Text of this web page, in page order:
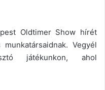
Oldtimer Show hírét
Vegyél
játékunkon, ahol